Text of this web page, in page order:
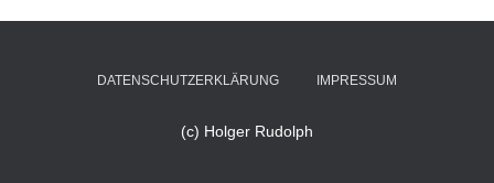
DATENSCHUTZERKLÄRUNG IMPRESSUM
(c) Holger Rudolph